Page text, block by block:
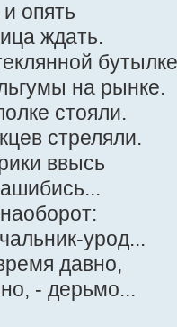
опять
ждать.
на рынке.
стояли.
стреляли.
ввысь
урод...
давно,
- дерьмо...